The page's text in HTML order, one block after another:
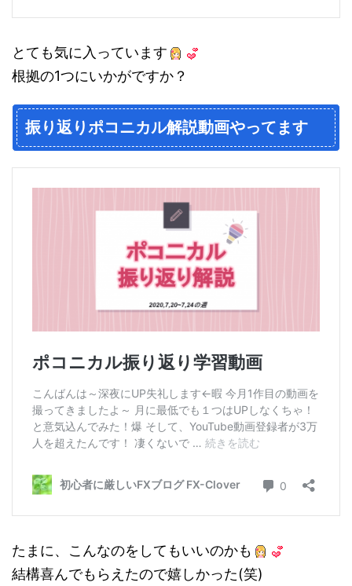
とても気に入っています
根拠の1つにいかがですか？
振り返りポコニカル解説動画やってます
たまに、こんなのをしてもいいのかも
結構喜んでもらえたので嬉しかった(笑)